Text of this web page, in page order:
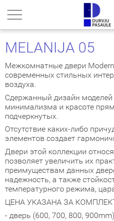
MELANIJA 05
Межкомнатные двери
современных стильных
воздуха.
Сдержанный дизайн моделей
минимализма и красоте
подчеркнутых.
Отсутствие каких-либо
элементов создает
Двери этой коллекции
позволяет увеличить их
преимуществам данных
надежность, а также
температурного режима,
ЦЕНА УКАЗАНА ЗА
- дверь (600, 700, 800, 900mm)
В ДОМ
ДВЕРИ
ОБОИ
коллекция
входные двери
входные двери для
двери с МДФ
входные двери
64mm
входные двери
GLASS
INOX
CLASSIC
MODERN
двери
сложного исполнения
классика
двери
коллекция
коллекция
коллекция
двери
двери
конфиденциальности
Cookies